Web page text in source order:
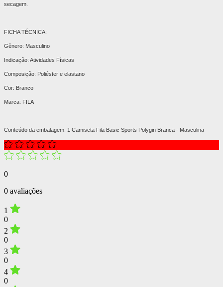
secagem.
FICHA TÉCNICA:
Gênero: Masculino
Indicação: Atividades Físicas
Composição: Poliéster e elastano
Cor: Branco
Marca: FILA
Conteúdo da embalagem: 1 Camiseta Fila Basic Sports Polygin Branca - Masculina
0
0 avaliações
1
0
2
0
3
0
4
0